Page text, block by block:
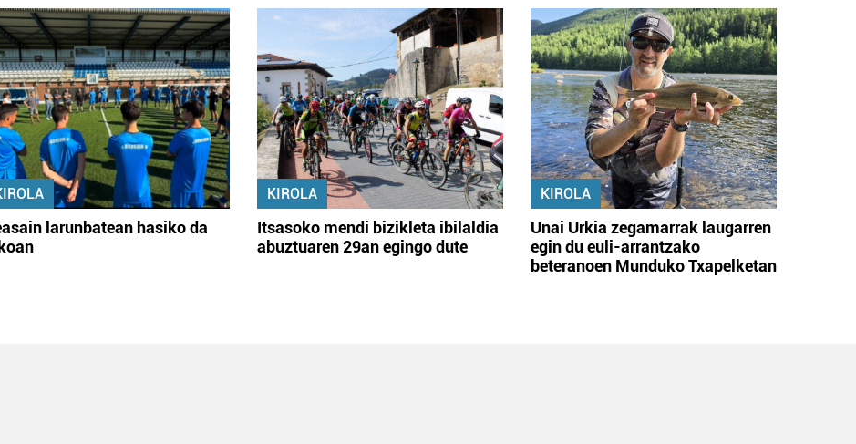
larunbatean hasiko da
KIROLA
Itsasoko mendi bizikleta ibilaldia
abuztuaren 29an egingo dute
KIROLA
Unai Urkia zegamarrak laugarren
egin du euli-arrantzako
beteranoen Munduko Txapelketan